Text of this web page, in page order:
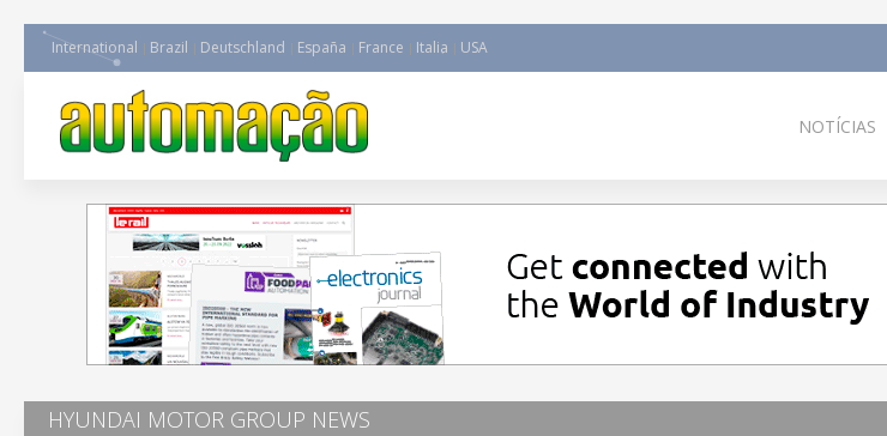
International Brazil Deutschland España France Italia USA
NOTÍCIAS
HYUNDAI MOTOR GROUP NEWS